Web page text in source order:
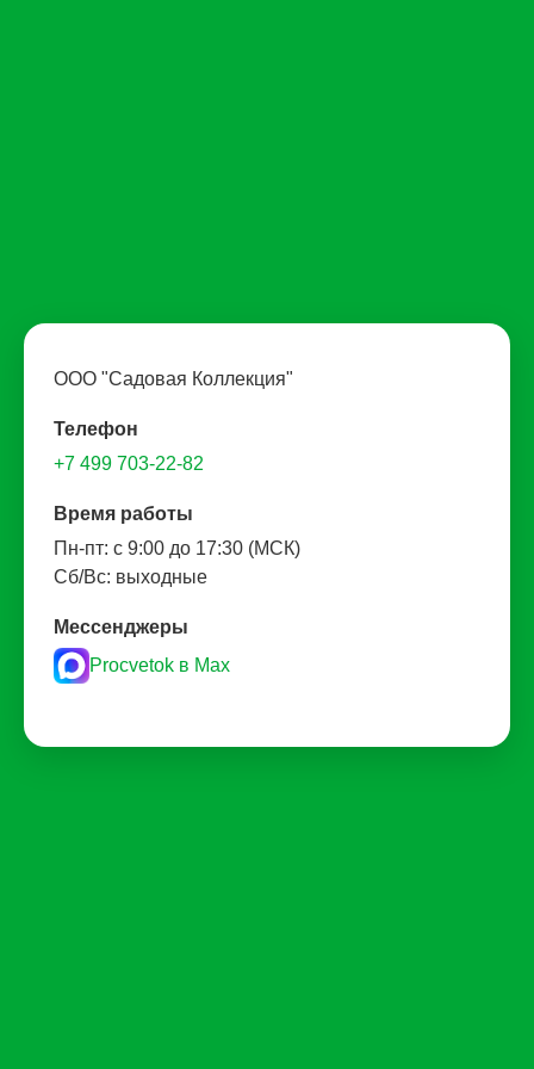
ООО "Садовая Коллекция"
Телефон
+7 499 703-22-82
Время работы
Пн-пт: с 9:00 до 17:30 (МСК)
Сб/Вс: выходные
Мессенджеры
Procvetok в Max